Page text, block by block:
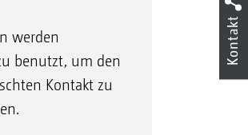
werden
benutzt, um den
Kontakt zu
Kontakt